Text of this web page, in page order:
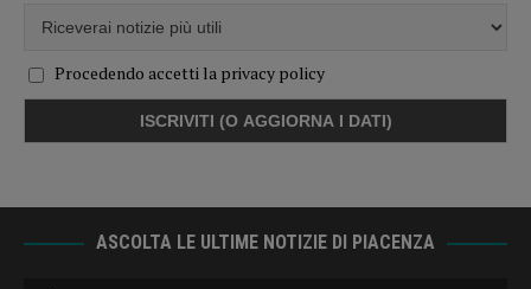
Procedendo accetti la privacy policy
ASCOLTA LE ULTIME NOTIZIE DI PIACENZA